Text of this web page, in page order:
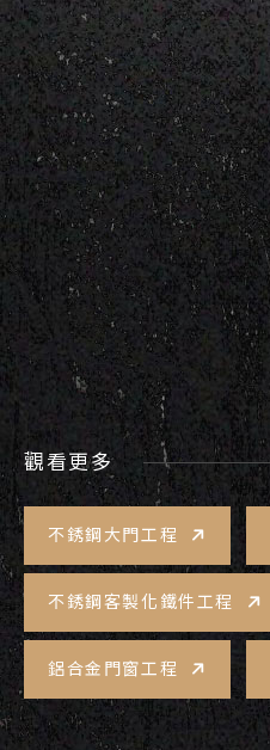
不銹鋼大門工程
不銹鋼客製化鐵件工程
鋁合金門窗工程